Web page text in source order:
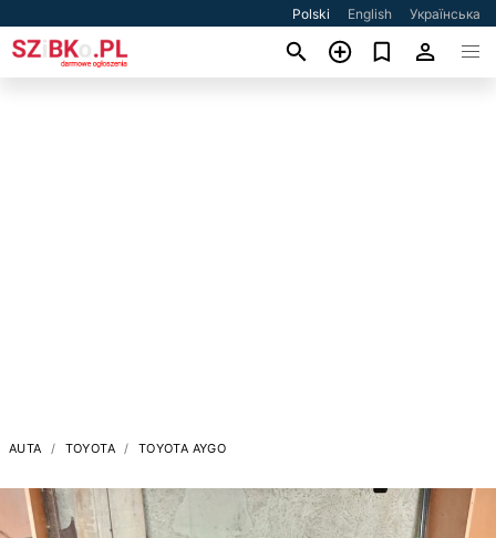
Polski English Українська
AUTA TOYOTA TOYOTA AYGO